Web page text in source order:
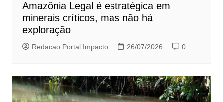
Amazônia Legal é estratégica em
minerais críticos, mas não há
exploração
Redacao Portal Impacto 26/07/2026 0